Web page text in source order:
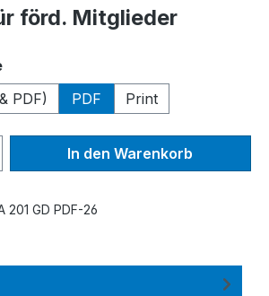
förd. Mitglieder
auswählen
PDF)
PDF Print
Gib den
In den Warenkorb
201 GD PDF-26